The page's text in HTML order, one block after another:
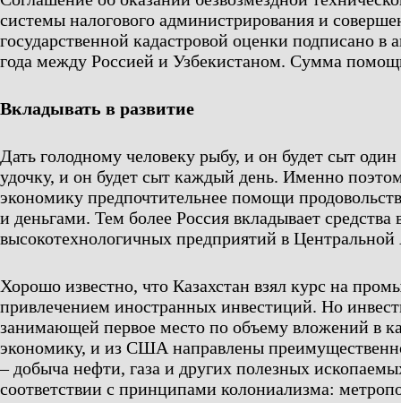
системы налогового администрирования и
государственной кадастровой оценки подписано в
года между Россией и Узбекистаном. Сумма
Вкладывать в развитие
Дать голодному человеку рыбу, и он будет сыт один
удочку, и он будет сыт каждый день. Именно
экономику предпочтительнее помощи
и деньгами. Тем более Россия вкладывает средства
высокотехнологичных предприятий в
Хорошо известно, что Казахстан взял курс на
привлечением иностранных инвестиций. Но
занимающей первое место по объему вложений в
экономику, и из США направлены
– добыча нефти, газа и других полезных
соответствии с принципами колониализма: